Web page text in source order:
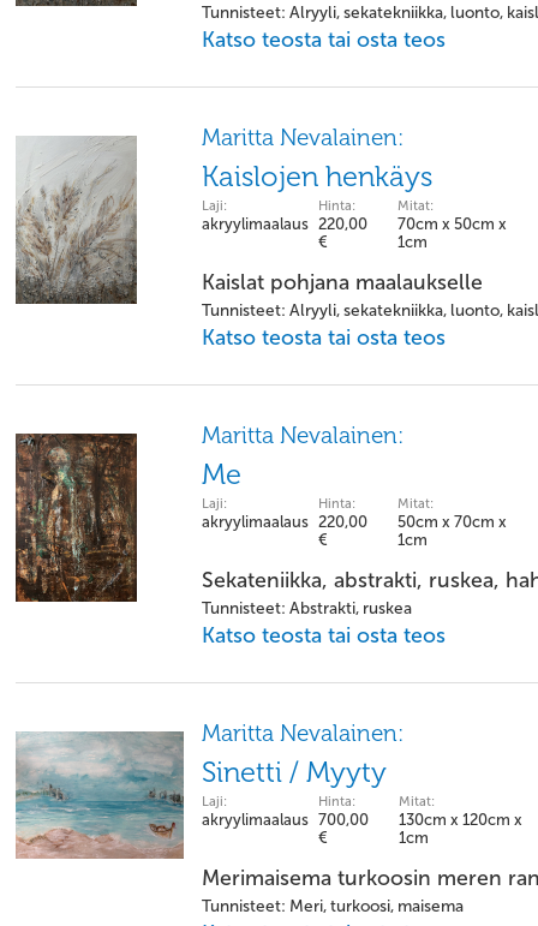
Tunnisteet: Alryyli, sekatekniikka, luonto,
Katso teosta tai osta teos
Maritta Nevalainen:
Kaislojen henkäys
Laji:
akryylimaalaus
Hinta:
220,00
€
Mitat:
70cm x 50cm x
1cm
Kaislat pohjana maalaukselle
Tunnisteet: Alryyli, sekatekniikka, luonto,
Katso teosta tai osta teos
Maritta Nevalainen:
Me
Laji:
akryylimaalaus
Hinta:
220,00
€
Mitat:
50cm x 70cm x
1cm
Sekateniikka, abstrakti, ruskea,
Tunnisteet: Abstrakti, ruskea
Katso teosta tai osta teos
Maritta Nevalainen:
Sinetti / Myyty
Laji:
akryylimaalaus
Hinta:
700,00
€
Mitat:
130cm x 120cm x
1cm
Merimaisema turkoosin meren
Tunnisteet: Meri, turkoosi, maisema